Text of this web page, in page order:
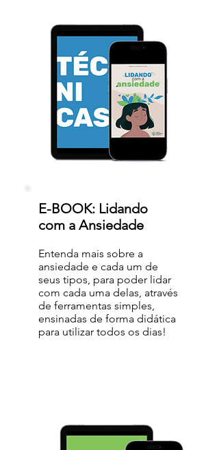
E-BOOK: Lidando
com a Ansiedade
Entenda mais sobre a
ansiedade e cada um de
seus tipos, para poder lidar
com cada uma delas, através
de ferramentas simples,
ensinadas de forma didática
para utilizar todos os dias!